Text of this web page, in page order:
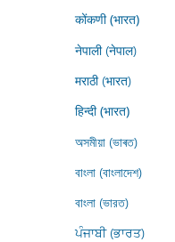
कोंकणी (भारत)
नेपाली (नेपाल)
मराठी (भारत)
हिन्दी (भारत)
অসমীয়া (ভাৰত)
বাংলা (বাংলাদেশ)
বাংলা (ভারত)
ਪੰਜਾਬੀ (ਭਾਰਤ)